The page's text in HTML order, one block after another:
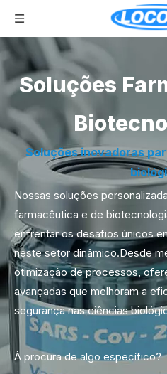
Soluções
Soluções inovadoras
Nossas soluções
farmacêutica e de
enfrentar os desafios únicos
neste setor dinâmico.Desde
otimização de processos,
avançadas que melhoram a
segurança nas ciências